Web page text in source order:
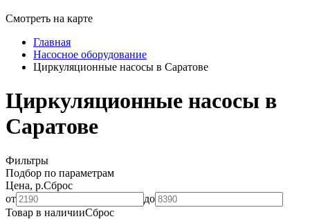
Смотреть на карте
Главная
Насосное оборудование
Циркуляционные насосы в Саратове
Циркуляционные насосы в
Саратове
Фильтры
Подбор по параметрам
Цена, р.Сброс
от
до
Товар в наличииСброс